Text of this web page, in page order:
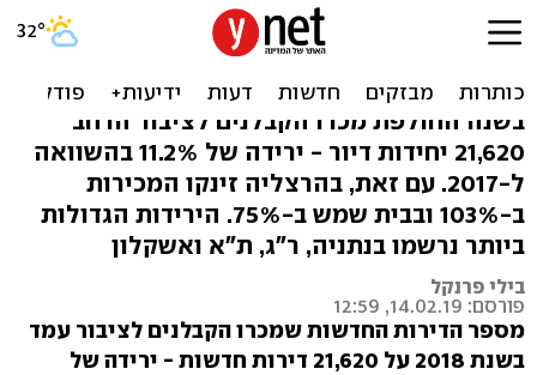
למ"ס: צניחה במכירת דירות
בשנה החולפת מכרו הקבלנים לציבור הרחב
21,620 יחידות דיור - ירידה של 11.2% בהשוואה
ל-2017. עם זאת, בהרצליה זינקו המכירות
ב-103% ובבית שמש ב-75%. הירידות הגדולות
ביותר נרשמו בנתניה, ר"ג, ת"א ואשקלון
בילי פרנקל
פורסם: 14.02.19, 12:59
מספר הדירות החדשות שמכרו הקבלנים לציבור עמד
בשנת 2018 על 21,620 דירות חדשות - ירידה של